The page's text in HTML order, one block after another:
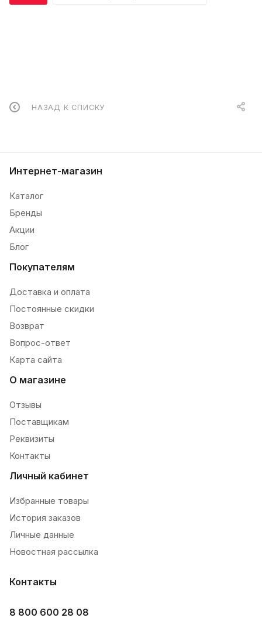
НАЗАД К СПИСКУ
Интернет-магазин
Каталог
Бренды
Акции
Блог
Покупателям
Доставка и оплата
Постоянные скидки
Возврат
Вопрос-ответ
Карта сайта
О магазине
Отзывы
Поставщикам
Реквизиты
Контакты
Личный кабинет
Избранные товары
История заказов
Личные данные
Новостная рассылка
Контакты
8 800 600 28 08